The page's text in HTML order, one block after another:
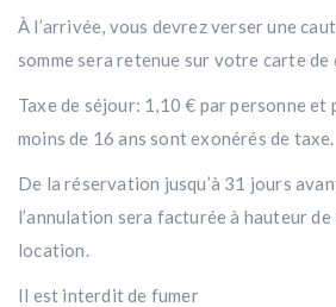
À l’arrivée, vous devrez verser une
somme sera retenue sur votre carte de
Taxe de séjour: 1,10 € par personne et
moins de 16 ans sont exonérés de taxe.
De la réservation jusqu’à 31 jours
l’annulation sera facturée à hauteur
location.
Il est interdit de fumer